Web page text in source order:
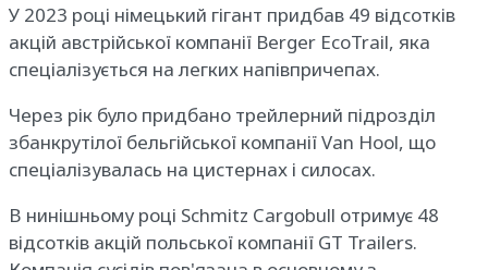
У 2023 році німецький гігант придбав 49 відсотків
акцій австрійської компанії Berger EcoTrail, яка
спеціалізується на легких напівпричепах.
Через рік було придбано трейлерний підрозділ
збанкрутілої бельгійської компанії Van Hool, що
спеціалізувалась на цистернах і силосах.
В нинішньому році Schmitz Cargobull отримує 48
відсотків акцій польської компанії GT Trailers.